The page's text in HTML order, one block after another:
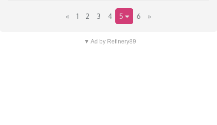
« 1 2 3 4 5 6 »
▼ Ad by Refinery89